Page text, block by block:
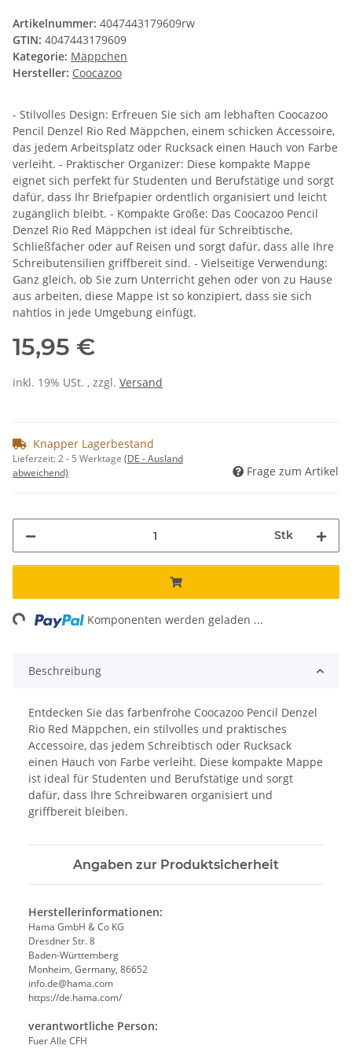
Artikelnummer: 4047443179609rw
GTIN: 4047443179609
Kategorie: Mäppchen
Hersteller: Coocazoo
- Stilvolles Design: Erfreuen Sie sich am lebhaften Coocazoo
Pencil Denzel Rio Red Mäppchen, einem schicken Accessoire,
das jedem Arbeitsplatz oder Rucksack einen Hauch von Farbe
verleiht. - Praktischer Organizer: Diese kompakte Mappe
eignet sich perfekt für Studenten und Berufstätige und sorgt
dafür, dass Ihr Briefpapier ordentlich organisiert und leicht
zugänglich bleibt. - Kompakte Größe: Das Coocazoo Pencil
Denzel Rio Red Mäppchen ist ideal für Schreibtische,
Schließfächer oder auf Reisen und sorgt dafür, dass alle Ihre
Schreibutensilien griffbereit sind. - Vielseitige Verwendung:
Ganz gleich, ob Sie zum Unterricht gehen oder von zu Hause
aus arbeiten, diese Mappe ist so konzipiert, dass sie sich
nahtlos in jede Umgebung einfügt.
15,95 €
inkl. 19% USt. , zzgl. Versand
Knapper Lagerbestand
Lieferzeit:2 - 5 Werktage (DE - Ausland
abweichend)
Frage zum Artikel
Stk
Komponenten werden geladen ...
Beschreibung
Entdecken Sie das farbenfrohe Coocazoo Pencil Denzel
Rio Red Mäppchen, ein stilvolles und praktisches
Accessoire, das jedem Schreibtisch oder Rucksack
einen Hauch von Farbe verleiht. Diese kompakte Mappe
ist ideal für Studenten und Berufstätige und sorgt
dafür, dass Ihre Schreibwaren organisiert und
griffbereit bleiben.
Angaben zur Produktsicherheit
Herstellerinformationen:
Hama GmbH & Co KG
Dresdner Str. 8
Baden-Württemberg
Monheim, Germany, 86652
info.de@hama.com
https://de.hama.com/
verantwortliche Person:
Fuer Alle CFH